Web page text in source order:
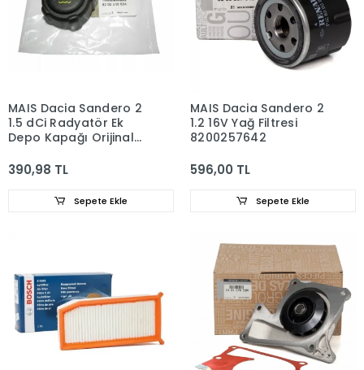
MAIS Dacia Sandero 2
1.5 dCi Radyatör Ek
Depo Kapağı Orijinal
390,98 TL
Sepete Ekle
MAIS Dacia Sandero 2
1.2 16V Yağ Filtresi
8200257642
596,00 TL
Sepete Ekle